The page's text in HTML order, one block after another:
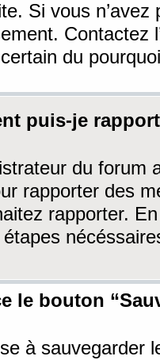
Si vous
Contactez
certain du
puis-je
du forum
rapporter des
rapporter.
le bouton
à sauvegarder